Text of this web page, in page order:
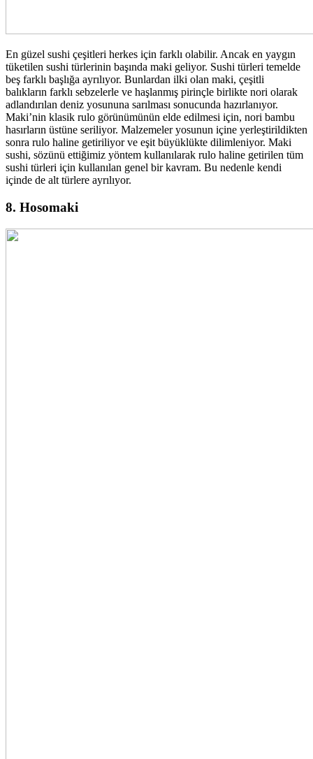
En güzel sushi çeşitleri herkes için farklı olabilir. Ancak en yaygın
tüketilen sushi türlerinin başında maki geliyor. Sushi türleri temelde
beş farklı başlığa ayrılıyor. Bunlardan ilki olan maki, çeşitli
balıkların farklı sebzelerle ve haşlanmış pirinçle birlikte nori olarak
adlandırılan deniz yosununa sarılması sonucunda hazırlanıyor.
Maki’nin klasik rulo görünümünün elde edilmesi için, nori bambu
hasırların üstüne seriliyor. Malzemeler yosunun içine yerleştirildikten
sonra rulo haline getiriliyor ve eşit büyüklükte dilimleniyor. Maki
sushi, sözünü ettiğimiz yöntem kullanılarak rulo haline getirilen tüm
sushi türleri için kullanılan genel bir kavram. Bu nedenle kendi
içinde de alt türlere ayrılıyor.
8. Hosomaki